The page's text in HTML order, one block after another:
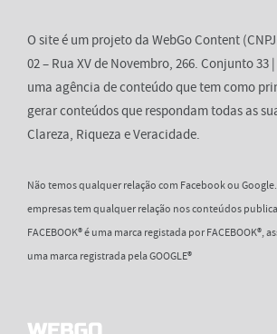
O site é um projeto da WebGo Content
02 – Rua XV de Novembro, 266. Conjunto 33
uma agência de conteúdo que tem como
gerar conteúdos que respondam todas as
Clareza, Riqueza e Veracidade.
Não temos qualquer relação com Facebook ou
empresas tem qualquer relação nos conteúdos
FACEBOOK® é uma marca registada por FACEBOOK®,
uma marca registrada pela GOOGLE®